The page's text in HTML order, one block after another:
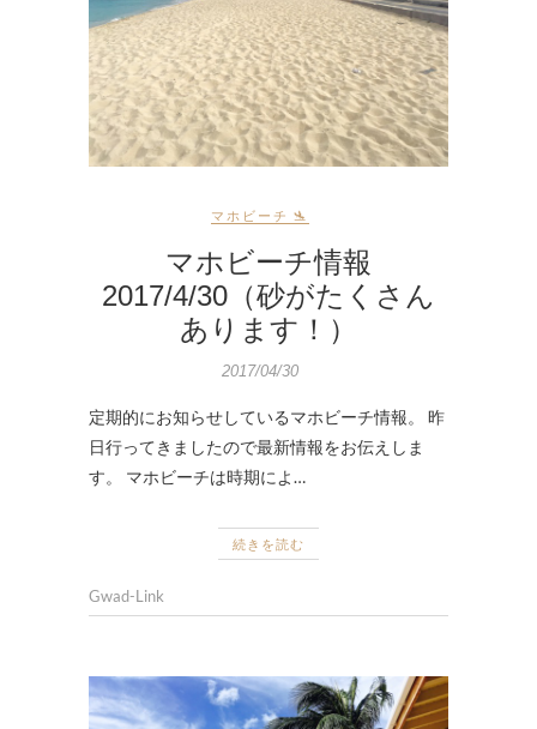
マホビーチ 🛬
マホビーチ情報
2017/4/30（砂がたくさん
あります！）
2017/04/30
定期的にお知らせしているマホビーチ情報。 昨
日行ってきましたので最新情報をお伝えしま
す。 マホビーチは時期によ…
続きを読む
Gwad-Link